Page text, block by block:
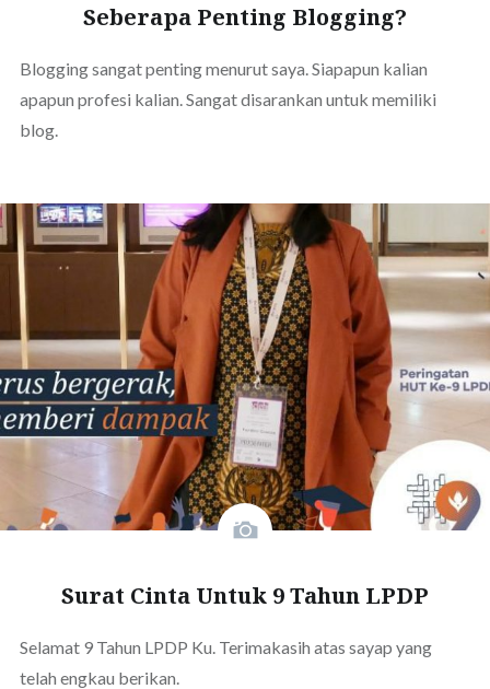
Seberapa Penting Blogging?
Blogging sangat penting menurut saya. Siapapun kalian
apapun profesi kalian. Sangat disarankan untuk memiliki
blog.
Surat Cinta Untuk 9 Tahun LPDP
Selamat 9 Tahun LPDP Ku. Terimakasih atas sayap yang
telah engkau berikan.